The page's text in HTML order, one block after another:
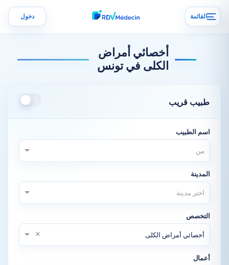
القائمة دخول
أخصائي أمراض
الكلى في تونس
طبيب قريب
اسم الطبيب
من
المدينة
اختر مدينة
التخصص
أخصائي أمراض الكلى
×
أعمال